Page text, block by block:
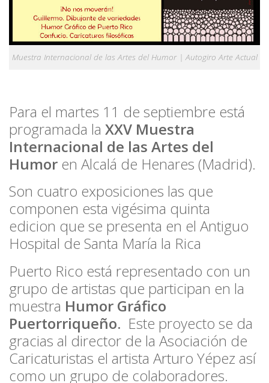
Muestra Internacional de las Artes del Humor | Autogiro Arte Actual
Para el martes 11 de septiembre está
programada la XXV Muestra
Internacional de las Artes del
Humor en Alcalá de Henares (Madrid).
Son cuatro exposiciones las que
componen esta vigésima quinta
edicion que se presenta en el Antiguo
Hospital de Santa María la Rica
Puerto Rico está representado con un
grupo de artistas que participan en la
muestra Humor Gráfico
Puertorriqueño. Este proyecto se da
gracias al director de la Asociación de
Caricaturistas el artista Arturo Yépez así
como un grupo de colaboradores.